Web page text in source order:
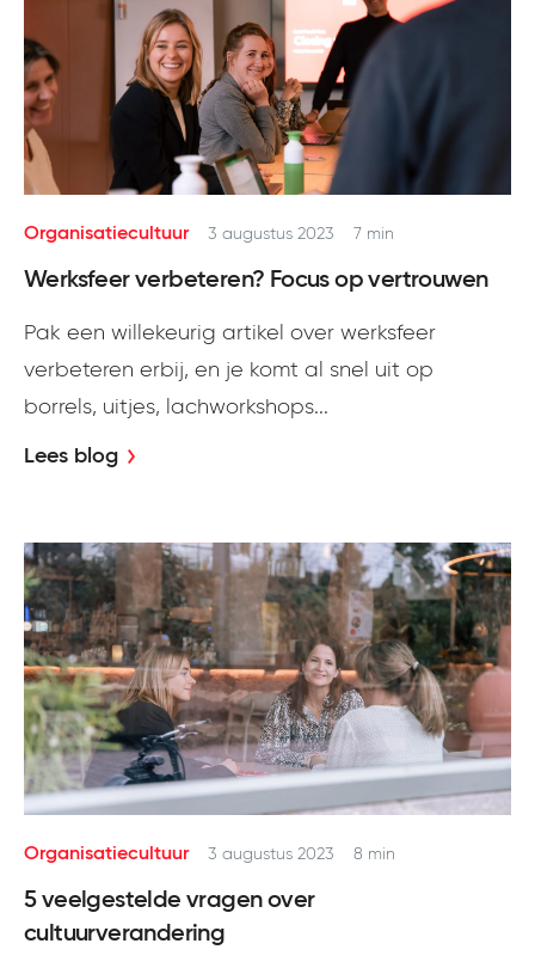
Organisatiecultuur 3 augustus 2023 7 min
Werksfeer verbeteren? Focus op vertrouwen
Pak een willekeurig artikel over werksfeer
verbeteren erbij, en je komt al snel uit op
borrels, uitjes, lachworkshops...
Lees blog
Organisatiecultuur 3 augustus 2023 8 min
5 veelgestelde vragen over
cultuurverandering